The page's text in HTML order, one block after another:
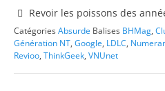
Revoir les poissons des
CatégoriesAbsurde Balises BHMag,
Génération NT, Google, LDLC,
Revioo, ThinkGeek, VNUnet